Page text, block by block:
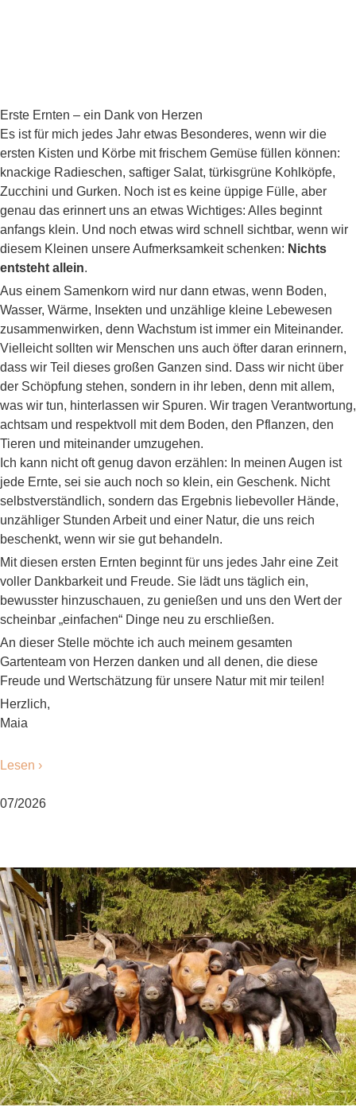
Erste Ernten – ein Dank von Herzen
Es ist für mich jedes Jahr etwas Besonderes, wenn wir die
ersten Kisten und Körbe mit frischem Gemüse füllen können:
knackige Radieschen, saftiger Salat, türkisgrüne Kohlköpfe,
Zucchini und Gurken. Noch ist es keine üppige Fülle, aber
genau das erinnert uns an etwas Wichtiges: Alles beginnt
anfangs klein. Und noch etwas wird schnell sichtbar, wenn wir
diesem Kleinen unsere Aufmerksamkeit schenken: Nichts
entsteht allein.
Aus einem Samenkorn wird nur dann etwas, wenn Boden,
Wasser, Wärme, Insekten und unzählige kleine Lebewesen
zusammenwirken, denn Wachstum ist immer ein Miteinander.
Vielleicht sollten wir Menschen uns auch öfter daran erinnern,
dass wir Teil dieses großen Ganzen sind. Dass wir nicht über
der Schöpfung stehen, sondern in ihr leben, denn mit allem,
was wir tun, hinterlassen wir Spuren. Wir tragen Verantwortung,
achtsam und respektvoll mit dem Boden, den Pflanzen, den
Tieren und miteinander umzugehen.
Ich kann nicht oft genug davon erzählen: In meinen Augen ist
jede Ernte, sei sie auch noch so klein, ein Geschenk. Nicht
selbstverständlich, sondern das Ergebnis liebevoller Hände,
unzähliger Stunden Arbeit und einer Natur, die uns reich
beschenkt, wenn wir sie gut behandeln.
Mit diesen ersten Ernten beginnt für uns jedes Jahr eine Zeit
voller Dankbarkeit und Freude. Sie lädt uns täglich ein,
bewusster hinzuschauen, zu genießen und uns den Wert der
scheinbar „einfachen“ Dinge neu zu erschließen.
An dieser Stelle möchte ich auch meinem gesamten
Gartenteam von Herzen danken und all denen, die diese
Freude und Wertschätzung für unsere Natur mit mir teilen!
Herzlich,
Maia
Lesen ›
07/2026